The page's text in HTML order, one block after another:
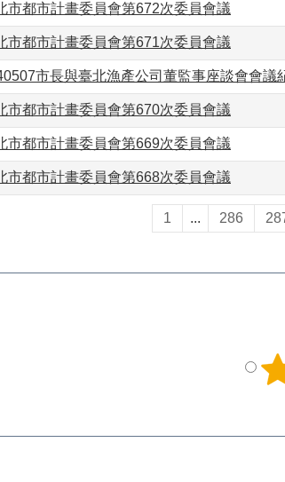
市都市計畫委員會第672次委員會議
市都市計畫委員會第671次委員會議
市長與臺北漁產公司董監事座談會會議
市都市計畫委員會第670次委員會議
市都市計畫委員會第669次委員會議
市都市計畫委員會第668次委員會議
1 ... 286